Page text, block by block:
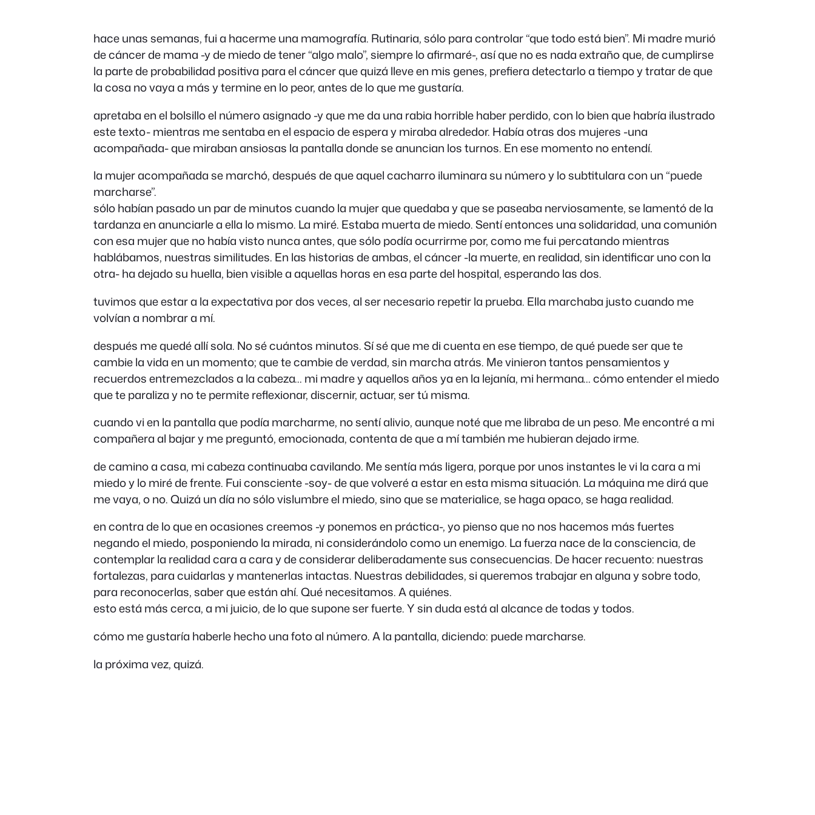
hace unas semanas, fui a hacerme una mamografía. Rutinaria, sólo para controlar “que todo está bien”. Mi madre murió
de cáncer de mama -y de miedo de tener “algo malo”, siempre lo afirmaré-, así que no es nada extraño que, de cumplirse
la parte de probabilidad positiva para el cáncer que quizá lleve en mis genes, prefiera detectarlo a tiempo y tratar de que
la cosa no vaya a más y termine en lo peor, antes de lo que me gustaría.
apretaba en el bolsillo el número asignado -y que me da una rabia horrible haber perdido, con lo bien que habría ilustrado
este texto- mientras me sentaba en el espacio de espera y miraba alrededor. Había otras dos mujeres -una
acompañada- que miraban ansiosas la pantalla donde se anuncian los turnos. En ese momento no entendí.
la mujer acompañada se marchó, después de que aquel cacharro iluminara su número y lo subtitulara con un “puede
marcharse”.
sólo habían pasado un par de minutos cuando la mujer que quedaba y que se paseaba nerviosamente, se lamentó de la
tardanza en anunciarle a ella lo mismo. La miré. Estaba muerta de miedo. Sentí entonces una solidaridad, una comunión
con esa mujer que no había visto nunca antes, que sólo podía ocurrirme por, como me fui percatando mientras
hablábamos, nuestras similitudes. En las historias de ambas, el cáncer -la muerte, en realidad, sin identificar uno con la
otra- ha dejado su huella, bien visible a aquellas horas en esa parte del hospital, esperando las dos.
tuvimos que estar a la expectativa por dos veces, al ser necesario repetir la prueba. Ella marchaba justo cuando me
volvían a nombrar a mí.
después me quedé allí sola. No sé cuántos minutos. Sí sé que me di cuenta en ese tiempo, de qué puede ser que te
cambie la vida en un momento; que te cambie de verdad, sin marcha atrás. Me vinieron tantos pensamientos y
recuerdos entremezclados a la cabeza… mi madre y aquellos años ya en la lejanía, mi hermana… cómo entender el miedo
que te paraliza y no te permite reflexionar, discernir, actuar, ser tú misma.
cuando vi en la pantalla que podía marcharme, no sentí alivio, aunque noté que me libraba de un peso. Me encontré a mi
compañera al bajar y me preguntó, emocionada, contenta de que a mí también me hubieran dejado irme.
de camino a casa, mi cabeza continuaba cavilando. Me sentía más ligera, porque por unos instantes le vi la cara a mi
miedo y lo miré de frente. Fui consciente -soy- de que volveré a estar en esta misma situación. La máquina me dirá que
me vaya, o no. Quizá un día no sólo vislumbre el miedo, sino que se materialice, se haga opaco, se haga realidad.
en contra de lo que en ocasiones creemos -y ponemos en práctica-, yo pienso que no nos hacemos más fuertes
negando el miedo, posponiendo la mirada, ni considerándolo como un enemigo. La fuerza nace de la consciencia, de
contemplar la realidad cara a cara y de considerar deliberadamente sus consecuencias. De hacer recuento: nuestras
fortalezas, para cuidarlas y mantenerlas intactas. Nuestras debilidades, si queremos trabajar en alguna y sobre todo,
para reconocerlas, saber que están ahí. Qué necesitamos. A quiénes.
esto está más cerca, a mi juicio, de lo que supone ser fuerte. Y sin duda está al alcance de todas y todos.
cómo me gustaría haberle hecho una foto al número. A la pantalla, diciendo: puede marcharse.
la próxima vez, quizá.